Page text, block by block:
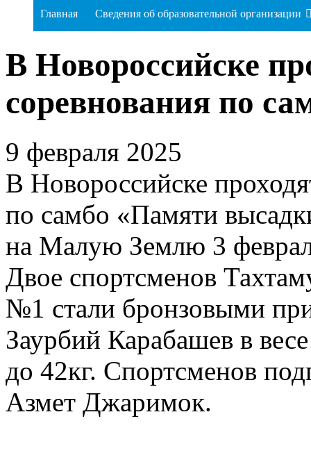
Главная Сведения об образовательной организации
В Новороссийске
соревнования по
9 февраля 2025
В Новороссийске
по самбо «Памяти
на Малую Землю 3
Двое спортсменов
№1 стали бронзовыми
Заурбий Карабашев в
до 42кг. Спортсменов
Азмет Джаримок.